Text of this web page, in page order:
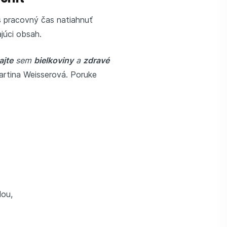
pracovný čas natiahnuť
obsah.
sem bielkovinya zdravé
Weisserová. Poruke